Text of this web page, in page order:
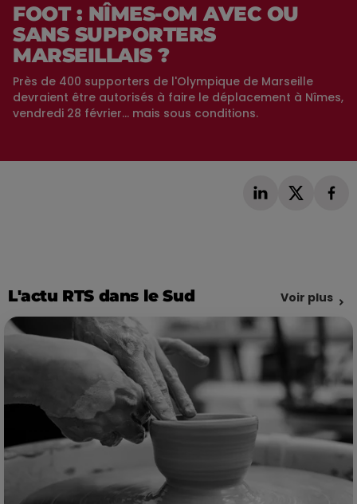
FOOT : NÎMES-OM AVEC OU
SANS SUPPORTERS
MARSEILLAIS ?
Près de 400 supporters de l'Olympique de Marseille
devraient être autorisés à faire le déplacement à Nîmes,
vendredi 28 février... mais sous conditions.
L'actu RTS dans le Sud Voir plus